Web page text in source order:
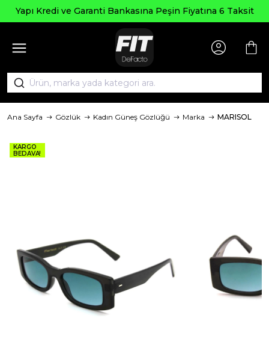
Yapı Kredi ve Garanti Bankasına Peşin Fiyatına 6 Taksit
Ana Sayfa Gözlük Kadın Güneş Gözlüğü Marka MARISOL
KARGO
BEDAVA!